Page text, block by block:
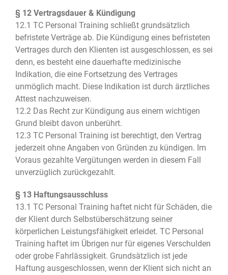
§ 12 Vertragsdauer & Kündigung
12.1 TC Personal Training schließt grundsätzlich
befristete Verträge ab. Die Kündigung eines befristeten
Vertrages durch den Klienten ist ausgeschlossen, es sei
denn, es besteht eine dauerhafte medizinische
Indikation, die eine Fortsetzung des Vertrages
unmöglich macht. Diese Indikation ist durch ärztliches
Attest nachzuweisen.
12.2 Das Recht zur Kündigung aus einem wichtigen
Grund bleibt davon unberührt.
12.3 TC Personal Training ist berechtigt, den Vertrag
jederzeit ohne Angaben von Gründen zu kündigen. Im
Voraus gezahlte Vergütungen werden in diesem Fall
unverzüglich zurückgezahlt.
§ 13 Haftungsausschluss
13.1 TC Personal Training haftet nicht für Schäden, die
der Klient durch Selbstüberschätzung seiner
körperlichen Leistungsfähigkeit erleidet. TC Personal
Training haftet im Übrigen nur für eigenes Verschulden
oder grobe Fahrlässigkeit. Grundsätzlich ist jede
Haftung ausgeschlossen, wenn der Klient sich nicht an